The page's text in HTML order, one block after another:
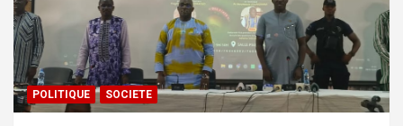
POLITIQUE SOCIETE